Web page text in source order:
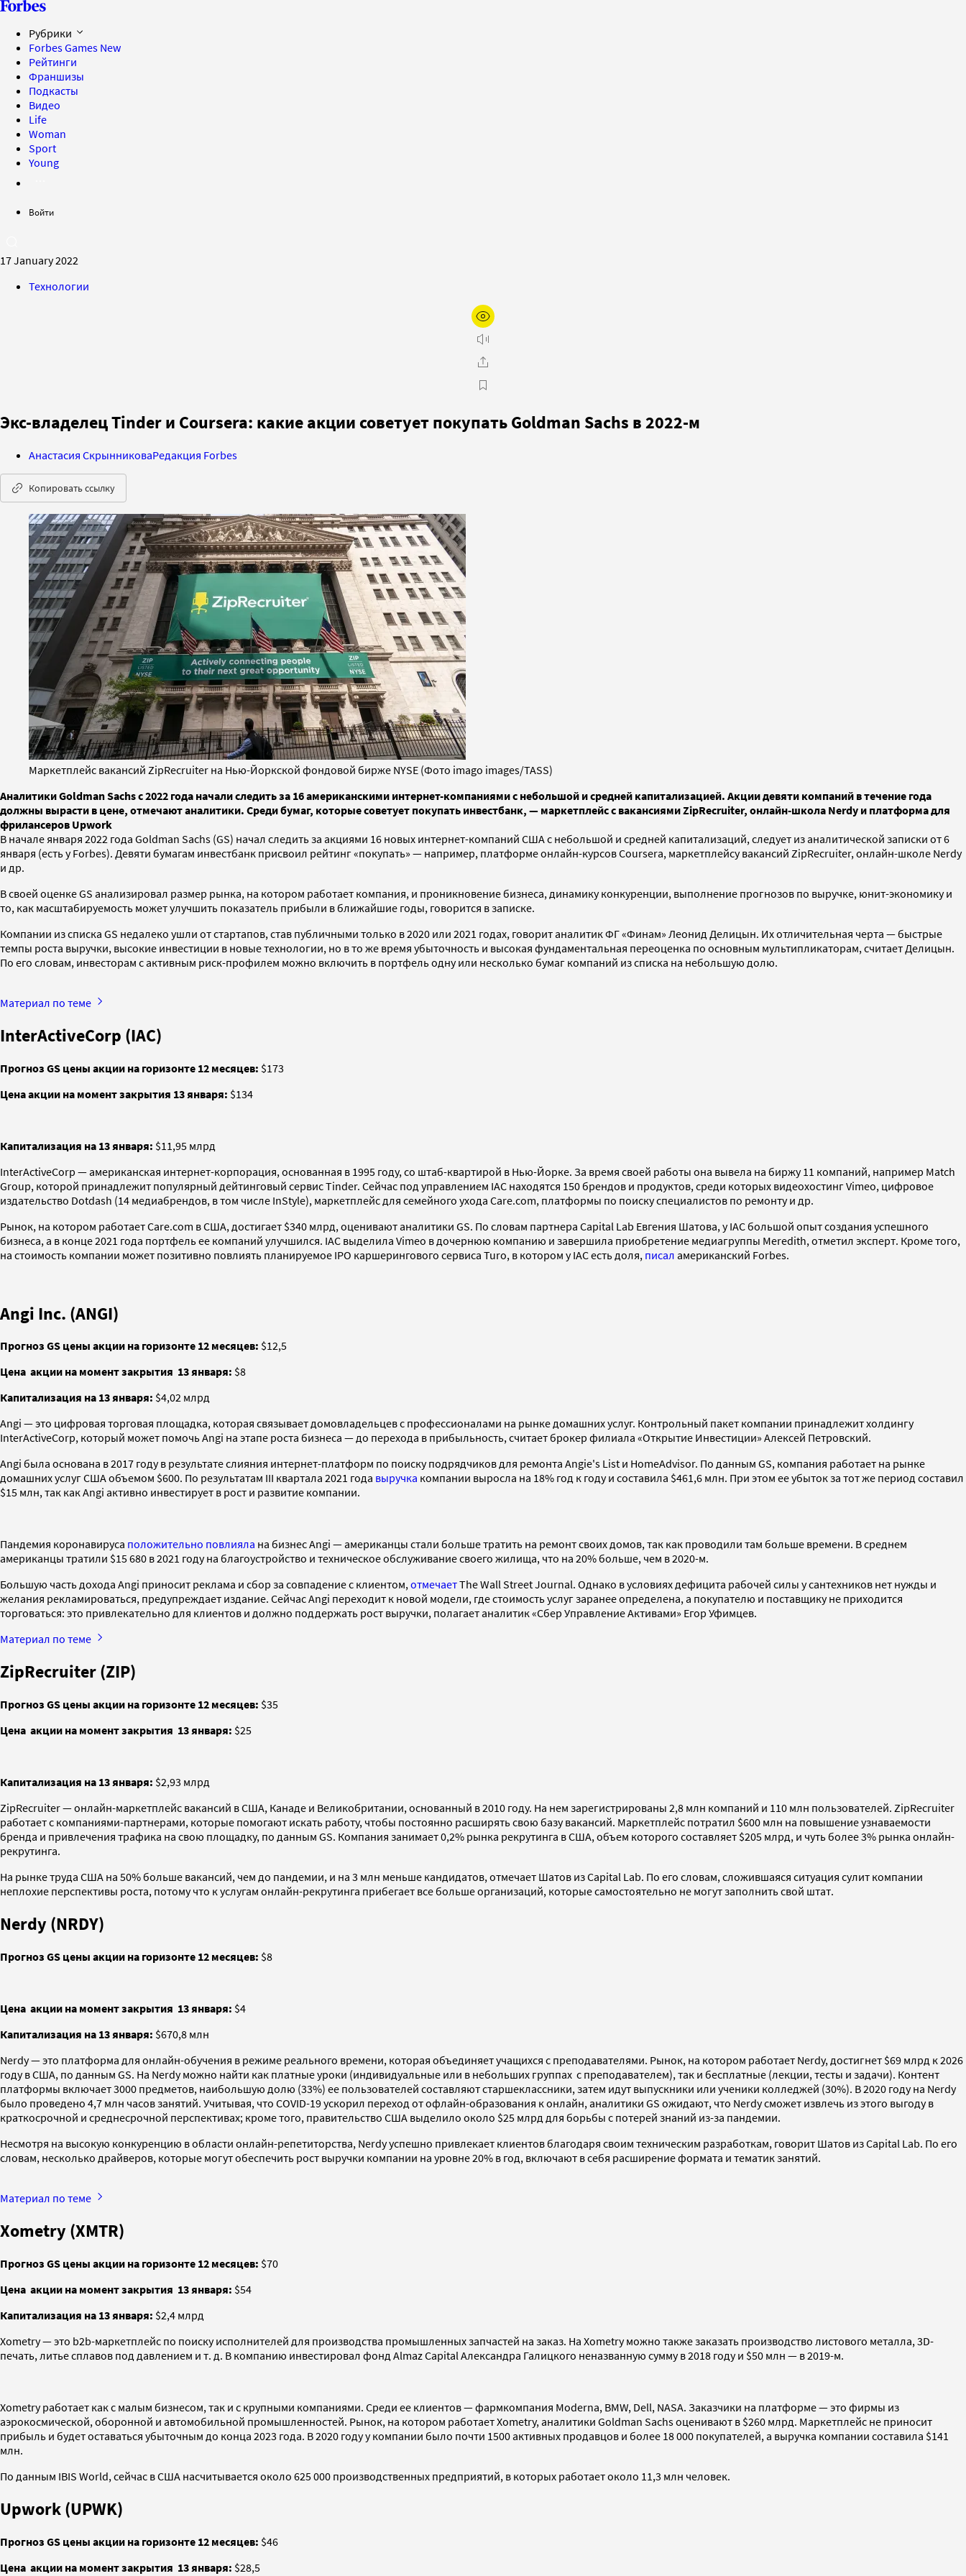
Рубрики
Forbes Games New
Рейтинги
Франшизы
Подкасты
Видео
Life
Woman
Sport
Young
Войти
17 January 2022
Технологии
Экс-владелец Tinder и Coursera: какие акции советует покупать Goldman Sachs в 2022-м
Анастасия СкрынниковаРедакция Forbes
Копировать ссылку
Маркетплейс вакансий ZipRecruiter на Нью-Йоркской фондовой бирже NYSE (Фото imago images/TASS)
Аналитики Goldman Sachs c 2022 года начали следить за 16 американскими интернет-компаниями с небольшой и средней капитализацией. Акции девяти компаний в течение года
должны вырасти в цене, отмечают аналитики. Среди бумаг, которые советует покупать инвестбанк, — маркетплейс с вакансиями ZipRecruiter, онлайн-школа Nerdy и платформа для
фрилансеров Upwork
В начале января 2022 года Goldman Sachs (GS) начал следить за акциями 16 новых интернет-компаний США с небольшой и средней капитализаций, следует из аналитической записки от 6
января (есть у Forbes). Девяти бумагам инвестбанк присвоил рейтинг «покупать» — например, платформе онлайн-курсов Coursera, маркетплейсу вакансий ZipRecruiter, онлайн-школе Nerdy
и др.
В своей оценке GS анализировал размер рынка, на котором работает компания, и проникновение бизнеса, динамику конкуренции, выполнение прогнозов по выручке, юнит-экономику и
то, как масштабируемость может улучшить показатель прибыли в ближайшие годы, говорится в записке.
Компании из списка GS недалеко ушли от стартапов, став публичными только в 2020 или 2021 годах, говорит аналитик ФГ «Финам» Леонид Делицын. Их отличительная черта — быстрые
темпы роста выручки, высокие инвестиции в новые технологии, но в то же время убыточность и высокая фундаментальная переоценка по основным мультипликаторам, считает Делицын.
По его словам, инвесторам с активным риск-профилем можно включить в портфель одну или несколько бумаг компаний из списка на небольшую долю.
Материал по теме
InterActiveCorp (IAC)
Прогноз GS цены акции на горизонте 12 месяцев: $173
Цена акции на момент закрытия 13 января: $134
Капитализация на 13 января: $11,95 млрд
InterActiveCorp — американская интернет-корпорация, основанная в 1995 году, со штаб-квартирой в Нью-Йорке. За время своей работы она вывела на биржу 11 компаний, например Match
Group, которой принадлежит популярный дейтинговый сервис Tinder. Сейчас под управлением IAC находятся 150 брендов и продуктов, среди которых видеохостинг Vimeo, цифровое
издательство Dotdash (14 медиабрендов, в том числе InStyle), маркетплейс для семейного ухода Care.com, платформы по поиску специалистов по ремонту и др.
Рынок, на котором работает Care.com в США, достигает $340 млрд, оценивают аналитики GS. По словам партнера Capital Lab Евгения Шатова, у IAC большой опыт создания успешного
бизнеса, а в конце 2021 года портфель ее компаний улучшился. IAC выделила Vimeo в дочернюю компанию и завершила приобретение медиагруппы Meredith, отметил эксперт. Кроме того,
на стоимость компании может позитивно повлиять планируемое IPO каршерингового сервиса Turo, в котором у IAC есть доля, писал американский Forbes.
Angi Inc. (ANGI)
Прогноз GS цены акции на горизонте 12 месяцев: $12,5
Цена акции на момент закрытия 13 января: $8
Капитализация на 13 января: $4,02 млрд
Angi — это цифровая торговая площадка, которая связывает домовладельцев с профессионалами на рынке домашних услуг. Контрольный пакет компании принадлежит холдингу
InterActiveCorp, который может помочь Angi на этапе роста бизнеса — до перехода в прибыльность, считает брокер филиала «Открытие Инвестиции» Алексей Петровский.
Angi была основана в 2017 году в результате слияния интернет-платформ по поиску подрядчиков для ремонта Angie's List и HomeAdvisor. По данным GS, компания работает на рынке
домашних услуг США объемом $600. По результатам III квартала 2021 года выручка компании выросла на 18% год к году и составила $461,6 млн. При этом ее убыток за тот же период составил
$15 млн, так как Angi активно инвестирует в рост и развитие компании.
Пандемия коронавируса положительно повлияла на бизнес Angi — американцы стали больше тратить на ремонт своих домов, так как проводили там больше времени. В среднем
американцы тратили $15 680 в 2021 году на благоустройство и техническое обслуживание своего жилища, что на 20% больше, чем в 2020-м.
Большую часть дохода Angi приносит реклама и сбор за совпадение с клиентом,отмечаетThe Wall Street Journal. Однако в условиях дефицита рабочей силы у сантехников нет нужды и
желания рекламироваться, предупреждает издание. Сейчас Angi переходит к новой модели, где стоимость услуг заранее определена, а покупателю и поставщику не приходится
торговаться: это привлекательно для клиентов и должно поддержать рост выручки, полагает аналитик «Сбер Управление Активами» Егор Уфимцев.
Материал по теме
ZipRecruiter (ZIP)
Прогноз GS цены акции на горизонте 12 месяцев: $35
Цена акции на момент закрытия 13 января: $25
Капитализация на 13 января: $2,93 млрд
ZipRecruiter — онлайн-маркетплейс вакансий в США, Канаде и Великобритании, основанный в 2010 году. На нем зарегистрированы 2,8 млн компаний и 110 млн пользователей. ZipRecruiter
работает с компаниями-партнерами, которые помогают искать работу, чтобы постоянно расширять свою базу вакансий. Маркетплейс потратил $600 млн на повышение узнаваемости
бренда и привлечения трафика на свою площадку, по данным GS. Компания занимает 0,2% рынка рекрутинга в США, объем которого составляет $205 млрд, и чуть более 3% рынка онлайн-
рекрутинга.
На рынке труда США на 50% больше вакансий, чем до пандемии, и на 3 млн меньше кандидатов, отмечает Шатов из Capital Lab. По его словам, сложившаяся ситуация сулит компании
неплохие перспективы роста, потому что к услугам онлайн-рекрутинга прибегает все больше организаций, которые самостоятельно не могут заполнить свой штат.
Nerdy (NRDY)
Прогноз GS цены акции на горизонте 12 месяцев: $8
Цена акции на момент закрытия 13 января: $4
Капитализация на 13 января: $670,8 млн
Nerdy — это платформа для онлайн-обучения в режиме реального времени, которая объединяет учащихся с преподавателями. Рынок, на котором работает Nerdy, достигнет $69 млрд к 2026
году в США, по данным GS. На Nerdy можно найти как платные уроки (индивидуальные или в небольших группах с преподавателем), так и бесплатные (лекции, тесты и задачи). Контент
платформы включает 3000 предметов, наибольшую долю (33%) ее пользователей составляют старшеклассники, затем идут выпускники или ученики колледжей (30%). В 2020 году на Nerdy
было проведено 4,7 млн часов занятий. Учитывая, что COVID-19 ускорил переход от офлайн-образования к онлайн, аналитики GS ожидают, что Nerdy сможет извлечь из этого выгоду в
краткосрочной и среднесрочной перспективах; кроме того, правительство США выделило около $25 млрд для борьбы с потерей знаний из-за пандемии.
Несмотря на высокую конкуренцию в области онлайн-репетиторства, Nerdy успешно привлекает клиентов благодаря своим техническим разработкам, говорит Шатов из Capital Lab. По его
словам, несколько драйверов, которые могут обеспечить рост выручки компании на уровне 20% в год, включают в себя расширение формата и тематик занятий.
Материал по теме
Xometry (XMTR)
Прогноз GS цены акции на горизонте 12 месяцев: $70
Цена акции на момент закрытия 13 января: $54
Капитализация на 13 января: $2,4 млрд
Xometry — это b2b-маркетплейс по поиску исполнителей для производства промышленных запчастей на заказ. На Xometry можно также заказать производство листового металла, 3D-
печать, литье сплавов под давлением и т. д. В компанию инвестировал фонд Almaz Capital Александра Галицкого неназванную сумму в 2018 году и $50 млн — в 2019-м.
Xometry работает как с малым бизнесом, так и с крупными компаниями. Среди ее клиентов — фармкомпания Moderna, BMW, Dell, NASA. Заказчики на платформе — это фирмы из
аэрокосмической, оборонной и автомобильной промышленностей. Рынок, на котором работает Xometry, аналитики Goldman Sachs оценивают в $260 млрд. Маркетплейс не приносит
прибыль и будет оставаться убыточным до конца 2023 года. В 2020 году у компании было почти 1500 активных продавцов и более 18 000 покупателей, а выручка компании составила $141
млн.
По данным IBIS World, сейчас в США насчитывается около 625 000 производственных предприятий, в которых работает около 11,3 млн человек.
Upwork (UPWK)
Прогноз GS цены акции на горизонте 12 месяцев: $46
Цена акции на момент закрытия 13 января: $28,5